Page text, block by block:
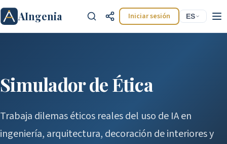
AIngenia Iniciar sesión ES
Simulador de Ética
Trabaja dilemas éticos reales del uso de IA en
ingeniería, arquitectura, decoración de interiores y
Ctrl+K